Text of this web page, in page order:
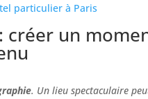
particulier à Paris
créer un
. Un lieu spectaculaire